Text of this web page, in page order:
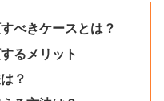
べきケースとは？
るメリット
？